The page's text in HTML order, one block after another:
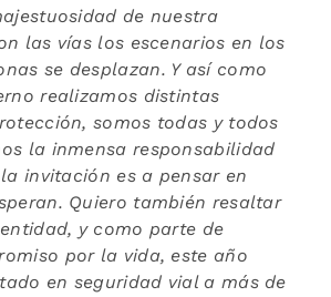
de nuestra
las vías los escenarios en los
se desplazan. Y así como
realizamos distintas
somos todas y todos
la inmensa responsabilidad
invitación es a pensar en
Quiero también resaltar
y como parte de
por la vida, este año
en seguridad vial a más de